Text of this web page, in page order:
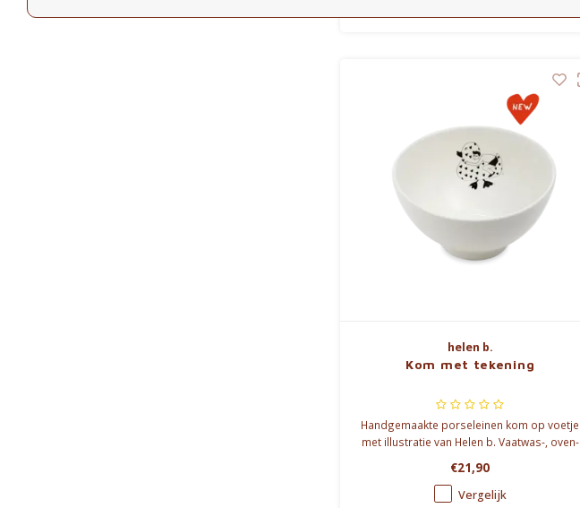
helen b.
Kom met tekening
Handgemaakte porseleinen kom op voetje
met illustratie van Helen b. Vaatwas-, oven-
€21,90
Vergelijk